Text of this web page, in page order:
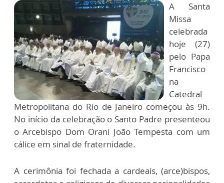
A Santa
Missa
celebrada
hoje (27)
pelo Papa
Francisco
na
Catedral
Metropolitana do Rio de Janeiro começou às 9h.
No início da celebração o Santo Padre presenteou
o Arcebispo Dom Orani João Tempesta com um
cálice em sinal de fraternidade.
A cerimônia foi fechada a cardeais, (arce)bispos,